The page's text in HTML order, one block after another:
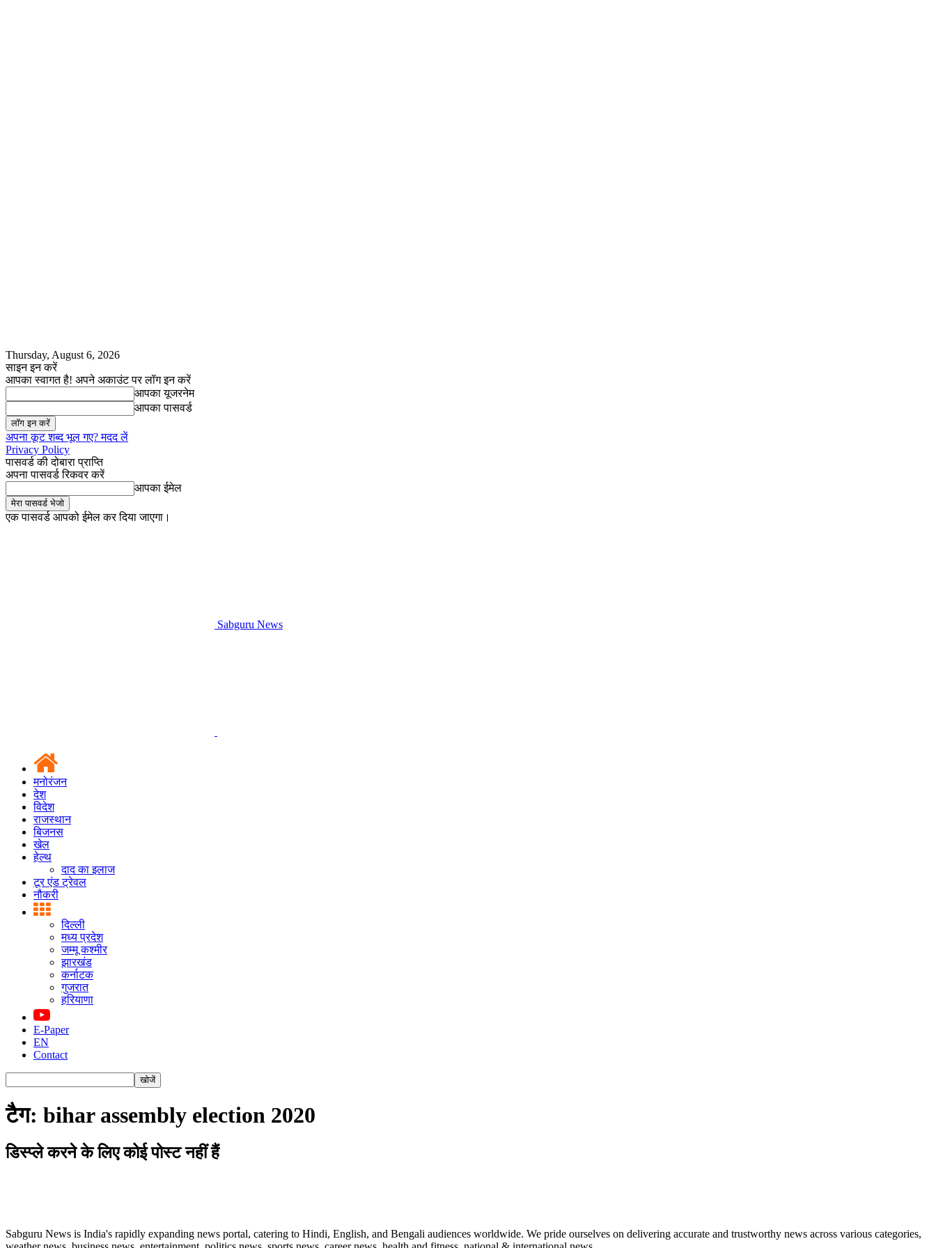
Thursday, August 6, 2026
साइन इन करें
आपका स्वागत है! अपने अकाउंट पर लॉग इन करें
आपका यूजरनेम
आपका पासवर्ड
अपना कूट शब्द भूल गए? मदद लें
Privacy Policy
पासवर्ड की दोबारा प्राप्ति
अपना पासवर्ड रिकवर करें
आपका ईमेल
एक पासवर्ड आपको ईमेल कर दिया जाएगा।
Sabguru News
मनोरंजन
देश
विदेश
राजस्थान
बिजनस
खेल
हेल्थ
दाद का इलाज
टूर एंड ट्रेवल
नौकरी
दिल्ली
मध्य प्रदेश
जम्मू कश्मीर
झारखंड
कर्नाटक
गुजरात
हरियाणा
E-Paper
EN
Contact
टैग: bihar assembly election 2020
डिस्प्ले करने के लिए कोई पोस्ट नहीं हैं
Sabguru News is India's rapidly expanding news portal, catering to Hindi, English, and Bengali audiences worldwide. We pride ourselves on delivering accurate and trustworthy news across various categories,